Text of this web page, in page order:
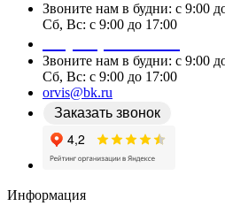
Звоните нам в будни: c 9:00
Сб, Вс: c 9:00 до 17:00
Звоните нам в будни: c 9:00
Сб, Вс: c 9:00 до 17:00
orvis@bk.ru
Заказать звонок
Информация